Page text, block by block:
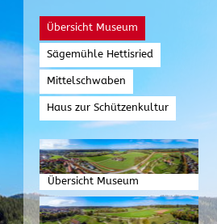
Übersicht Museum
Sägemühle Hettisried
Mittelschwaben
Haus zur Schützenkultur
Übersicht Museum